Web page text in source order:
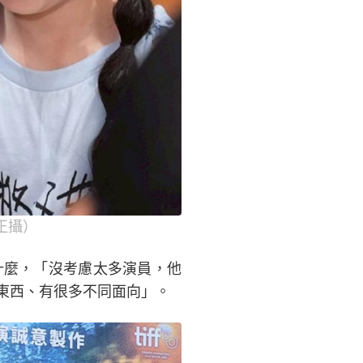
）
，「沒考慮太多演員，他
、有很多不同面向」。